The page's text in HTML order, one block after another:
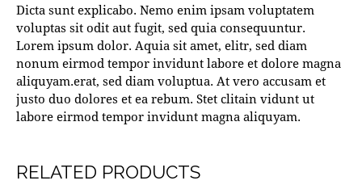
Dicta sunt explicabo. Nemo enim ipsam voluptatem
voluptas sit odit aut fugit, sed quia consequuntur.
Lorem ipsum dolor. Aquia sit amet, elitr, sed diam
nonum eirmod tempor invidunt labore et dolore magna
aliquyam.erat, sed diam voluptua. At vero accusam et
justo duo dolores et ea rebum. Stet clitain vidunt ut
labore eirmod tempor invidunt magna aliquyam.
RELATED PRODUCTS